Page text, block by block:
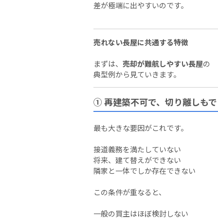
差が極端に出やすいのです。
売れない長屋に共通する特徴
まずは、 売却が難航しやすい長屋の
典型例から見ていきます。
① 再建築不可で、切り離しも
最も大きな要因がこれです。
接道義務を満たしていない
将来、建て替えができない
隣家と一体でしか存在できない
この条件が重なると、
一般の買主はほぼ検討しない